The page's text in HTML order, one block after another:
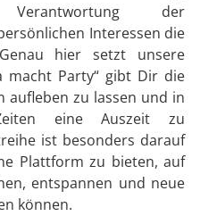
der
Interessen die
hier setzt unsere
macht Party“ gibt Dir die
aufleben zu lassen und in
eine Auszeit zu
ist besonders darauf
Plattform zu bieten, auf
entspannen und neue
können.